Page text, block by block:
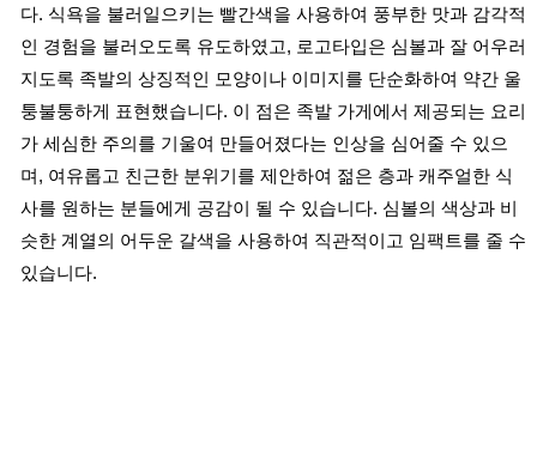
다. 식욕을 불러일으키는 빨간색을 사용하여 풍부한 맛과 감각적
인 경험을 불러오도록 유도하였고, 로고타입은 심볼과 잘 어우러
지도록 족발의 상징적인 모양이나 이미지를 단순화하여 약간 울
퉁불퉁하게 표현했습니다. 이 점은 족발 가게에서 제공되는 요리
가 세심한 주의를 기울여 만들어졌다는 인상을 심어줄 수 있으
며, 여유롭고 친근한 분위기를 제안하여 젊은 층과 캐주얼한 식
사를 원하는 분들에게 공감이 될 수 있습니다. 심볼의 색상과 비
슷한 계열의 어두운 갈색을 사용하여 직관적이고 임팩트를 줄 수
있습니다.